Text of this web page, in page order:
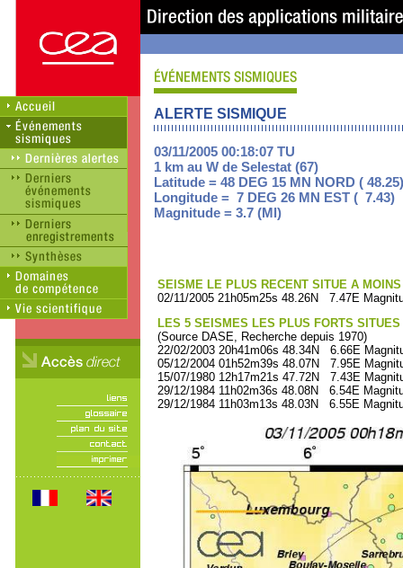
ALERTE SISMIQUE
03/11/2005 00:18:07 TU
1 km au W de Selestat (67)
Latitude = 48 DEG 15 MN NORD ( 48.25)
Longitude = 7 DEG 26 MN EST ( 7.43)
Magnitude = 3.7 (Ml)
SEISME LE PLUS RECENT SITUE A
02/11/2005 21h05m25s 48.26N 7.47E
LES 5 SEISMES LES PLUS FORTS
(Source DASE, Recherche depuis 1970)
22/02/2003 20h41m06s 48.34N 6.66E
05/12/2004 01h52m39s 48.07N 7.95E
15/07/1980 12h17m21s 47.72N 7.43E
29/12/1984 11h02m36s 48.08N 6.54E
29/12/1984 11h03m13s 48.03N 6.55E